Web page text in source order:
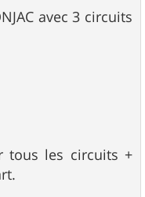
avec 3 circuits
tous les circuits +